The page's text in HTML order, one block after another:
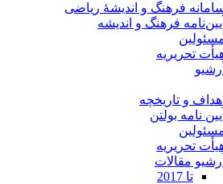
فرهنگ و اندیشۀ ریاضی
آیین‌نامه فرهنگ و اندیشه
تحریریه
آرشیو
اهداف و تاریخچه
آیین نامه بولتن
تحریریه
آرشیو مقالات
تا 2017